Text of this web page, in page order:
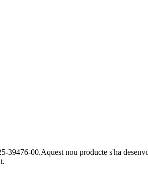
00.Aquest nou producte s'ha